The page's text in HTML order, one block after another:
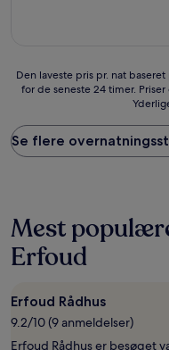
Den
laveste
pr.
nat
baseret
for
én
nat,
som
fundet
inden
for
Den laveste pris pr. nat
for de seneste 24 timer.
Se flere
Mest
Erfoud
Erfoud Rådhus
9.2/10 (9 anmeldelser)
Erfoud Rådhus er besøget